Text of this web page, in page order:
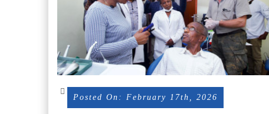
Posted On: February 17th, 2026